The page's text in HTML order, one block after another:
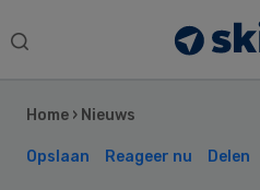
Search
Home › Nieuws
Opslaan Reageer nu Delen
Sidebar